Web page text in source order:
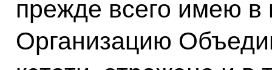
прежде всего имею в
Организацию